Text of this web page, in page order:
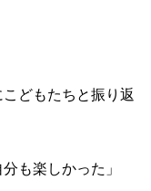
どもたちと振り返
も楽しかった」